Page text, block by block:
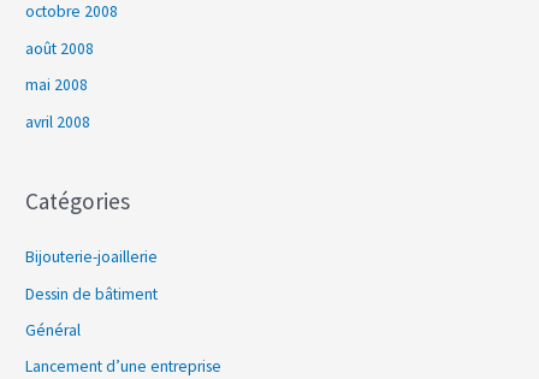
octobre 2008
août 2008
mai 2008
avril 2008
Catégories
Bijouterie-joaillerie
Dessin de bâtiment
Général
Lancement d’une entreprise